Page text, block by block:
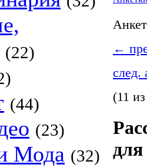
(22)
(44)
(23)
Мода (32)
←
след.
(11